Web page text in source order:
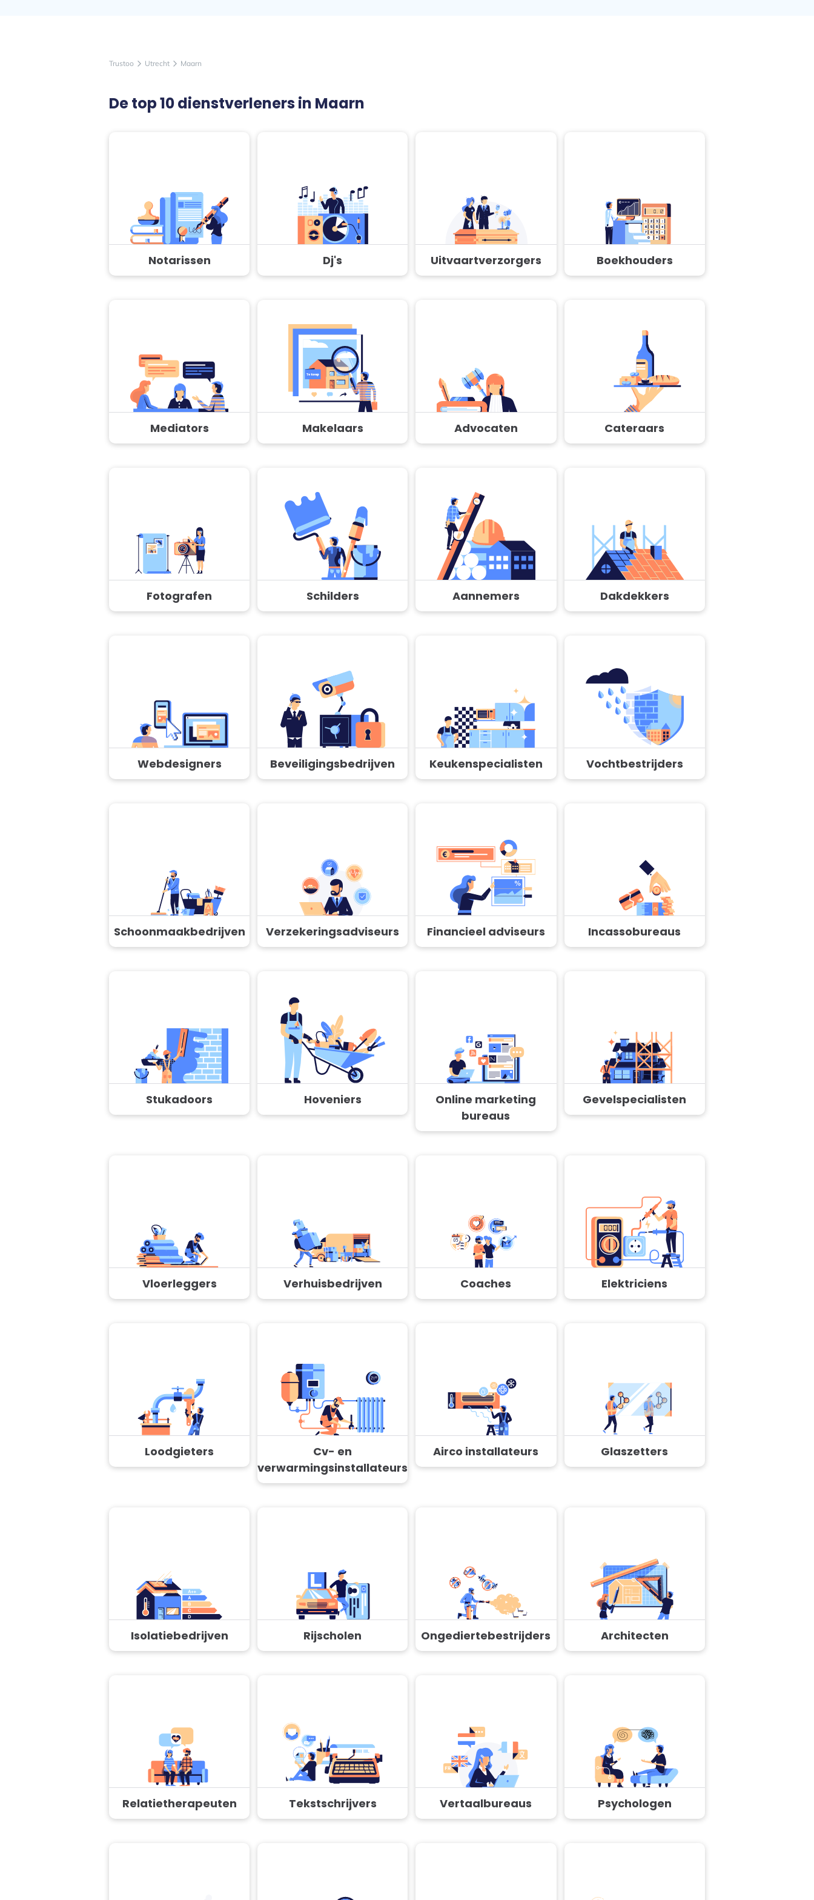
Trustoo arrow_forward_ios Utrecht arrow_forward_ios Maarn
De top 10 dienstverleners in Maarn
Notarissen Dj's Uitvaartverzorgers Boekhouders
Mediators Makelaars Advocaten Cateraars
Fotografen Schilders Aannemers Dakdekkers
Webdesigners Beveiligingsbedrijven Keukenspecialisten Vochtbestrijders
Schoonmaakbedrijven Verzekeringsadviseurs Financieel adviseurs Incassobureaus
Stukadoors Hoveniers
Online marketing
bureaus
Gevelspecialisten
Vloerleggers Verhuisbedrijven Coaches Elektriciens
Loodgieters
Cv- en
verwarmingsinstallateurs
Airco installateurs Glaszetters
Isolatiebedrijven Rijscholen Ongediertebestrijders Architecten
Relatietherapeuten Tekstschrijvers Vertaalbureaus Psychologen